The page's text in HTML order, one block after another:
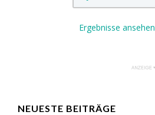
Ergebnisse ansehen
NEUESTE BEITRÄGE